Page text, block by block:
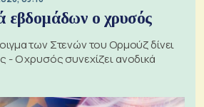
εβδομάδων ο χρυσός
των Στενών του Ορμούζ δίνει
- Ο χρυσός συνεχίζει ανοδικά